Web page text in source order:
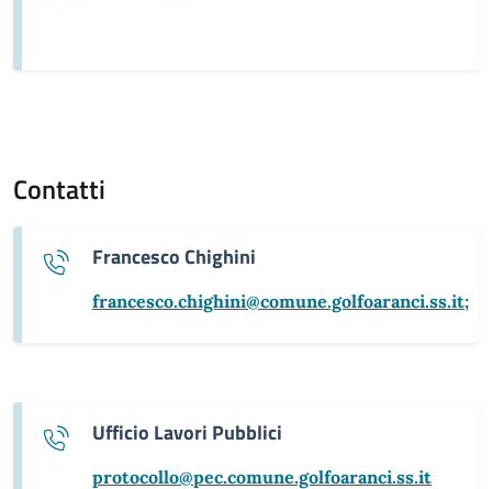
Contatti
Francesco Chighini
francesco.chighini@comune.golfoaranci.ss.it;
Ufficio Lavori Pubblici
protocollo@pec.comune.golfoaranci.ss.it